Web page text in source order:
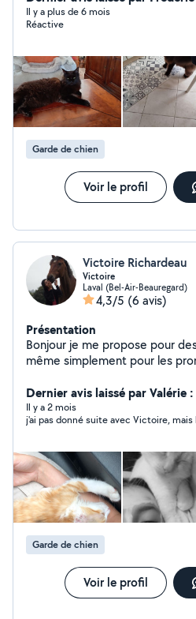
Il y a plus de 6 mois
Réactive
Garde de chien
Voir le profil
Victoire Richardeau
Victoire
Laval (Bel-Air-Beauregard)
4,3/5 (6 avis)
Présentation
Bonjour je me propose pour
même simplement pour les
de poils Je me propose également pour de la garde
d'enfants. J'ai 5ans et demi
enfance. Crèche, écoles
enfants. Je suis aussi disponible pour garder un oeil sur
votre appartement/maison
Dernier avis laissé par Valérie
Il y a 2 mois
j'ai pas donné
Garde de chien
Voir le profil